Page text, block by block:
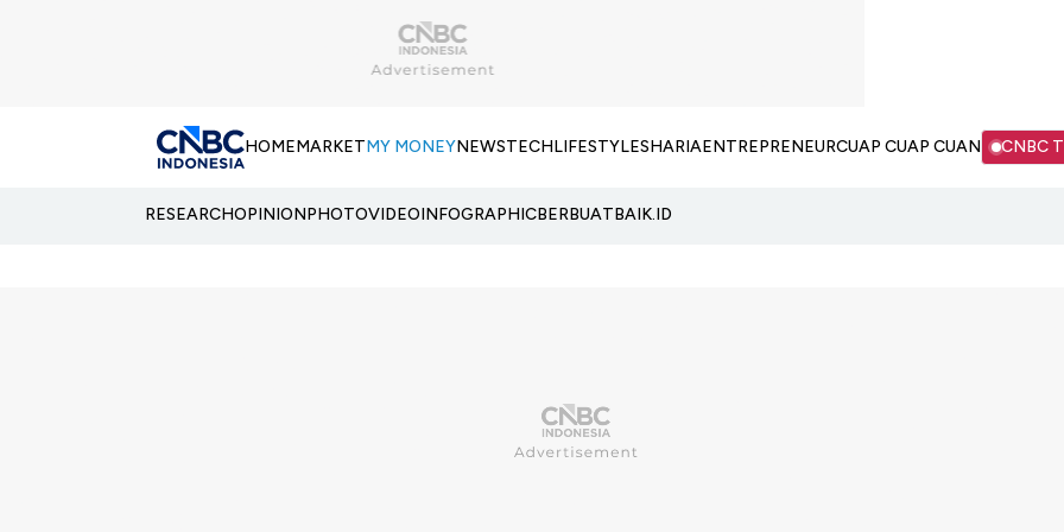
HOMEMARKETMY MONEYNEWSTECHLIFESTYLESHARIAENTREPRENEURCUAP CUAP CUAN CNBC
RESEARCHOPINIONPHOTOVIDEOINFOGRAPHICBERBUATBAIK.ID